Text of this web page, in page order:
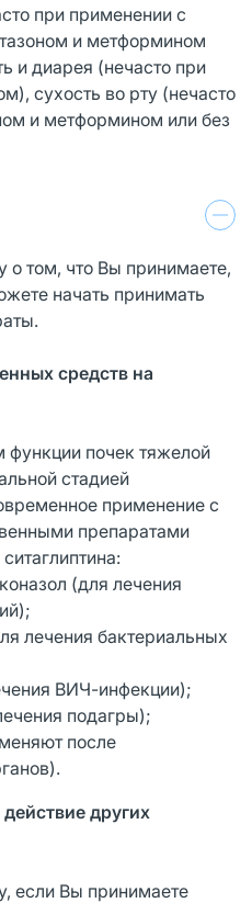
при применении с
и метформином
и диарея (нечасто при
сухость во рту (нечасто
и метформином или без
том, что Вы принимаете,
начать принимать
средств на
функции почек тяжелой
стадией
применение с
препаратами
(для лечения
лечения бактериальных
ВИЧ-инфекции);
подагры);
после
других
если Вы принимаете